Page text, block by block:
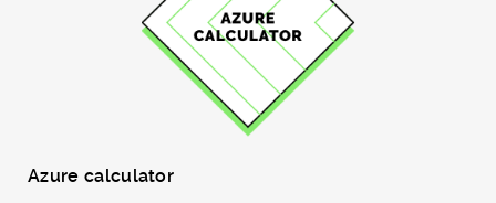
Azure calculator